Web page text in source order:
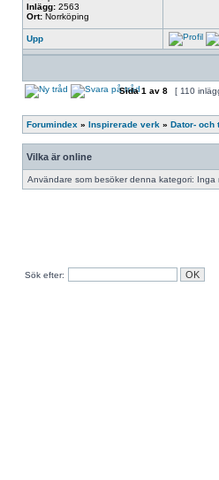
Inlägg: 2563
Ort: Norrköping
Upp
Sida1 av 8 [ 110
Forumindex » Inspirerade verk » Dator- och
Vilka är online
Användare som besöker denna kategori:
Sök efter: